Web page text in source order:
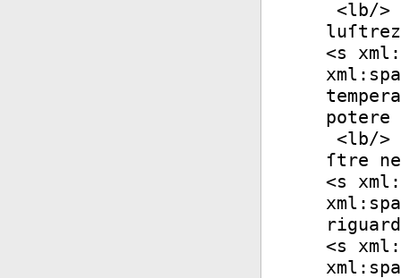
<lb/>
<s
<lb/>
ſtre
<s
<s